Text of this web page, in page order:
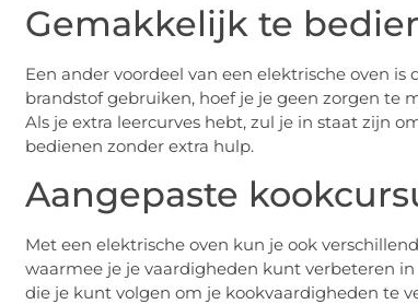
Gemakkelijk te
Een ander voordeel van een elektrische oven
brandstof gebruiken, hoef je je geen zorgen te
Als je extra leercurves hebt, zul je in staat zijn
bedienen zonder extra hulp.
Aangepaste
Met een elektrische oven kun je ook
waarmee je je vaardigheden kunt verbeteren
die je kunt volgen om je kookvaardigheden te